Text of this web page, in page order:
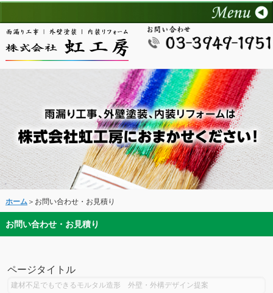
ホーム＞お問い合わせ・お見積り
お問い合わせ・お見積り
ページタイトル